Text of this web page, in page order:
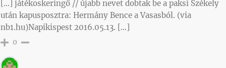
[…] játékoskeringő // újabb nevet dobtak be a paksi Székely
után kapusposztra: Hermány Bence a Vasasból. (via
nb1.hu)Napikispest 2016.05.13. […]
0